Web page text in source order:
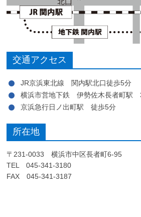
交通アクセス
JR京浜東北線 関内駅北口徒歩5分
横浜市営地下鉄 伊勢佐木長者町駅
京浜急行日ノ出町駅 徒歩5分
所在地
〒231-0033 横浜市中区長者町6-95
TEL 045-341-3180
FAX 045-341-3187